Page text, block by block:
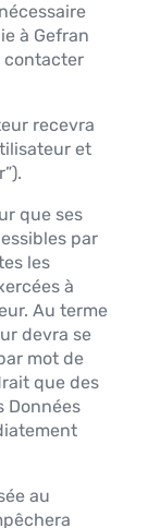
à Gefran
contacter
recevra
et
que ses
par
les
à
Au terme
devra se
mot de
que des
Données
au